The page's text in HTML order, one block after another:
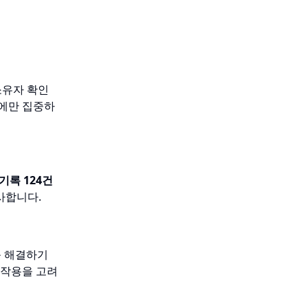
자 확인
만 집중하
록 124건
합니다.
결하기
용을 고려